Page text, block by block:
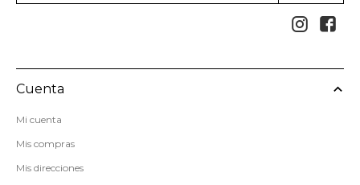
 
Cuenta
Mi cuenta
Mis compras
Mis direcciones